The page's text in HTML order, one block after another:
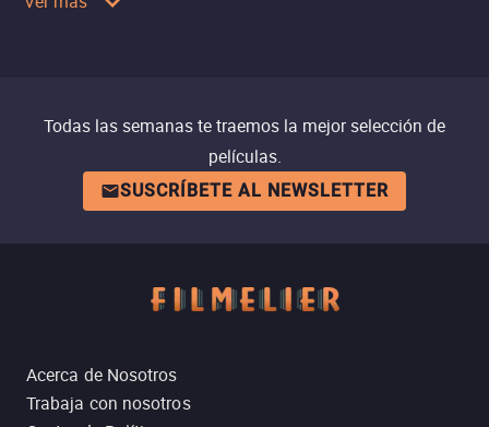
Todas las semanas te traemos la mejor selección de
películas.
SUSCRÍBETE AL NEWSLETTER
Acerca de Nosotros
Trabaja con nosotros